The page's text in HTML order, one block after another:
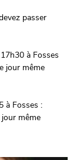
passer
à Fosses
jour même
à Fosses :
même